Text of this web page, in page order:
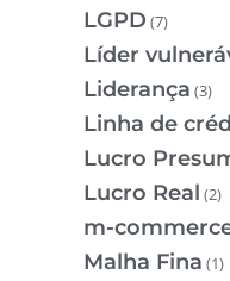
LGPD (7)
Líder
Liderança (3)
Linha de
Lucro
Lucro Real (2)
m-
Malha Fina (1)